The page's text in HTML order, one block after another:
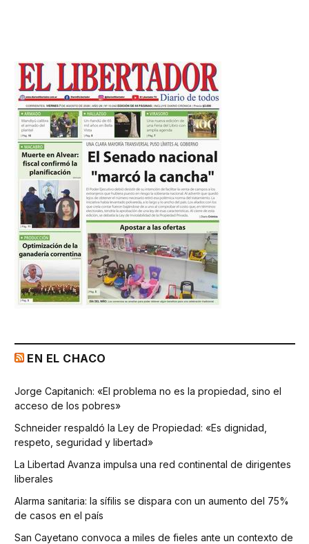
EN EL CHACO
Jorge Capitanich: «El problema no es la propiedad, sino el
acceso de los pobres»
Schneider respaldó la Ley de Propiedad: «Es dignidad,
respeto, seguridad y libertad»
La Libertad Avanza impulsa una red continental de dirigentes
liberales
Alarma sanitaria: la sífilis se dispara con un aumento del 75%
de casos en el país
San Cayetano convoca a miles de fieles ante un contexto de